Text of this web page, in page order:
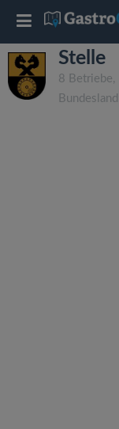
Stelle
8 Betriebe,
Bundesland:
T
o
g